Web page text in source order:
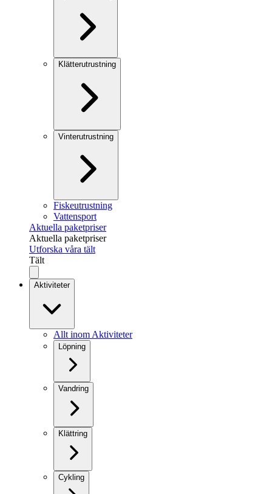
Klätterutrustning
Vinterutrustning
Fiskeutrustning
Vattensport
Aktuella paketpriser
Aktuella paketpriser
Utforska våra tält
Tält
Aktiviteter
Allt inom Aktiviteter
Löpning
Vandring
Klättring
Cykling